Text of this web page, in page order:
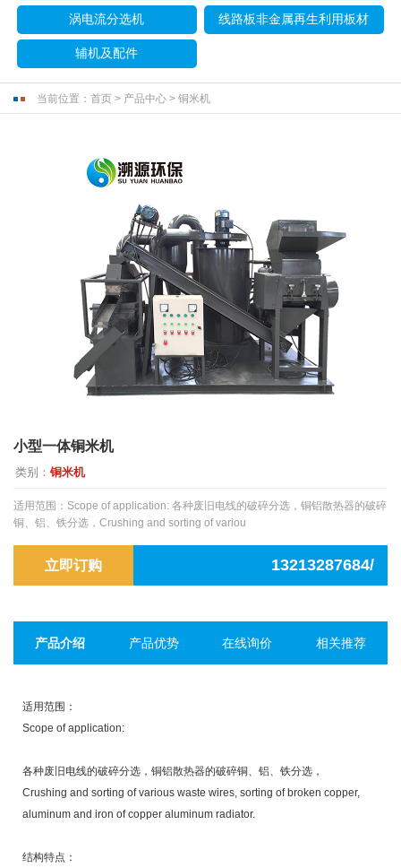
涡电流分选机 线路板非金属再生利用板材
辅机及配件
当前位置： 首页 > 产品中心 > 铜米机
小型一体铜米机
类别： 铜米机
适用范围：Scope of application: 各种废旧电线的破碎分选，铜铝散热器的破碎
铜、铝、铁分选，Crushing and sorting of variou
立即订购 13213287684/
产品介绍 产品优势 在线询价 相关推荐
适用范围：
Scope of application:
各种废旧电线的破碎分选，铜铝散热器的破碎铜、铝、铁分选，
Crushing and sorting of various waste wires, sorting of broken copper,
aluminum and iron of copper aluminum radiator.
结构特点：